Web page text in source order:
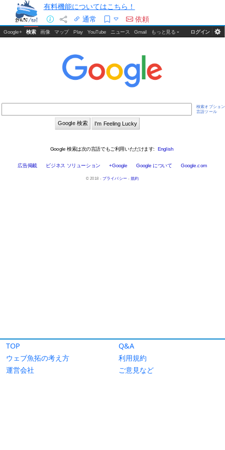
有料機能についてはこちら！
通常
依頼
TOP
Q&A
ウェブ魚拓の考え方
利用規約
運営会社
ご意見など